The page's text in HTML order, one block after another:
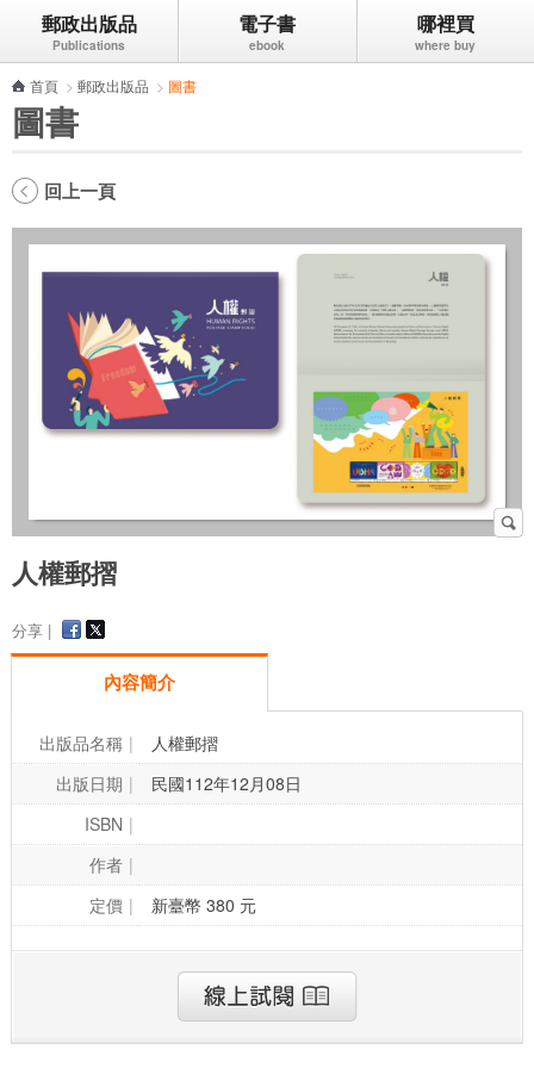
跳到主要內容區塊
郵政出版品 電子書 哪裡買
首頁 > 郵政出版品 > 圖書
圖書
回上一頁
人權郵摺
分享 |
內容簡介
出版品名稱
人權郵摺
出版日期
民國112年12月08日
ISBN
作者
定價
新臺幣 380 元